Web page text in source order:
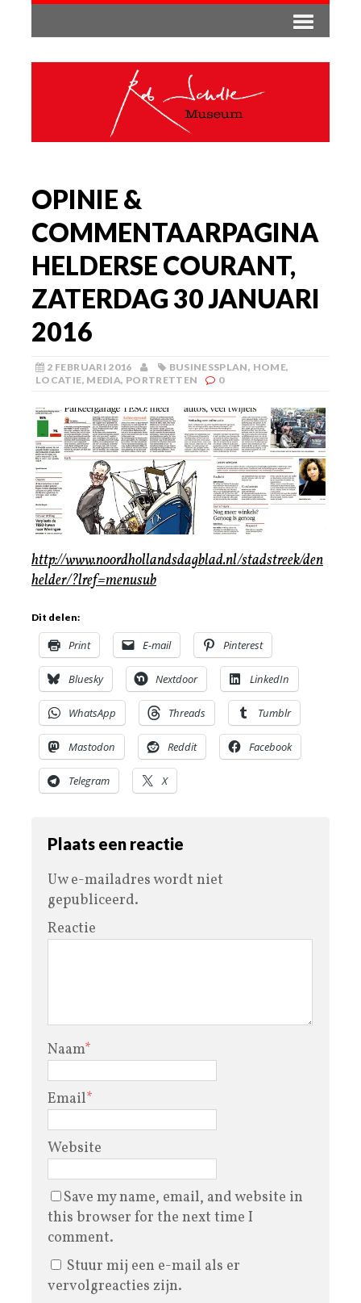
OPINIE &
COMMENTAARPAGINA
HELDERSE COURANT,
ZATERDAG 30 JANUARI
2016
2 FEBRUARI 2016 BUSINESSPLAN, HOME,
LOCATIE, MEDIA, PORTRETTEN 0
http://www.noordhollandsdagblad.nl/stadstreek/den
helder/?lref=menusub
Dit delen:
Print E-mail Pinterest
Bluesky Nextdoor LinkedIn
WhatsApp Threads Tumblr
Mastodon Reddit Facebook
Telegram X
Plaats een reactie
Uw e-mailadres wordt niet
gepubliceerd.
Reactie
Naam*
Email*
Website
Save my name, email, and website in
this browser for the next time I
comment.
Stuur mij een e-mail als er
vervolgreacties zijn.